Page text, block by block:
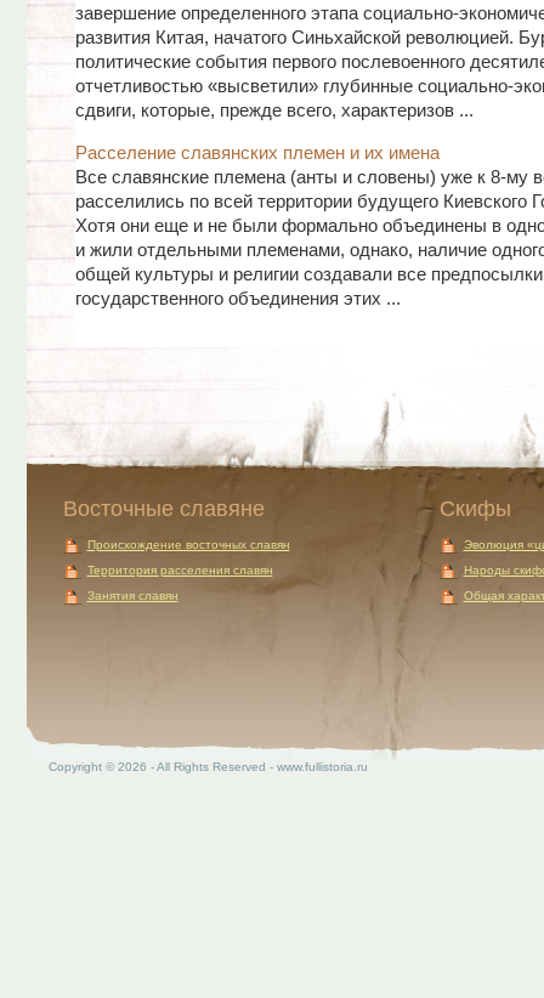
завершение определенного этапа социально-
развития Китая, начатого Синьхайской революцией.
политические события первого послевоенного
отчетливостью «высветили» глубинные социально-
сдвиги, которые, прежде всего, характеризов ...
Расселение славянских племен и их имена
Все славянские племена (анты и словены) уже к 8-му
расселились по всей территории будущего Киевского
Хотя они еще и не были формально объединены в одно
и жили отдельными племенами, однако, наличие
общей культуры и религии создавали все
государственного объединения этих ...
Восточные славяне
Происхождение восточных славян
Территория расселения славян
Занятия славян
Скифы
Эволюция
Народы
Общая
Copyright © 2026 - All Rights Reserved - www.fullistoria.ru